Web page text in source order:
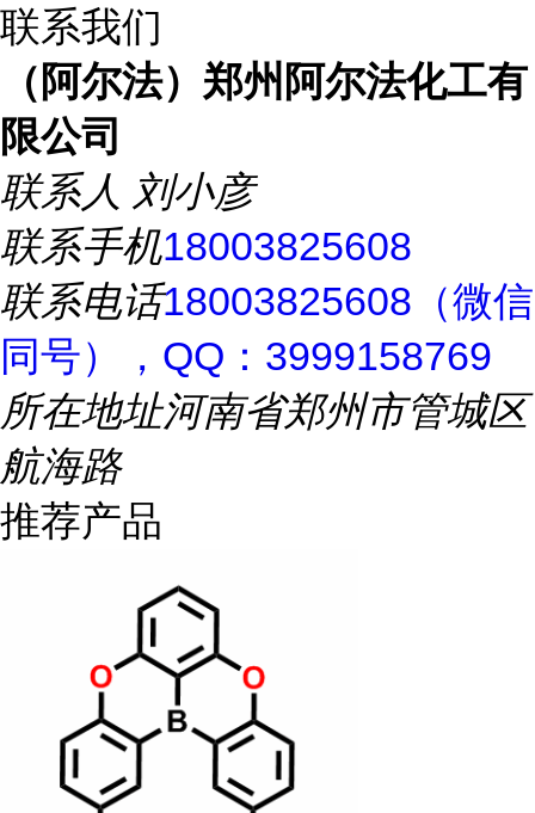
联系我们
（阿尔法）郑州阿尔法化工有
限公司
联系人 刘小彦
联系手机18003825608
联系电话18003825608（微信
同号），QQ：3999158769
所在地址河南省郑州市管城区
航海路
推荐产品